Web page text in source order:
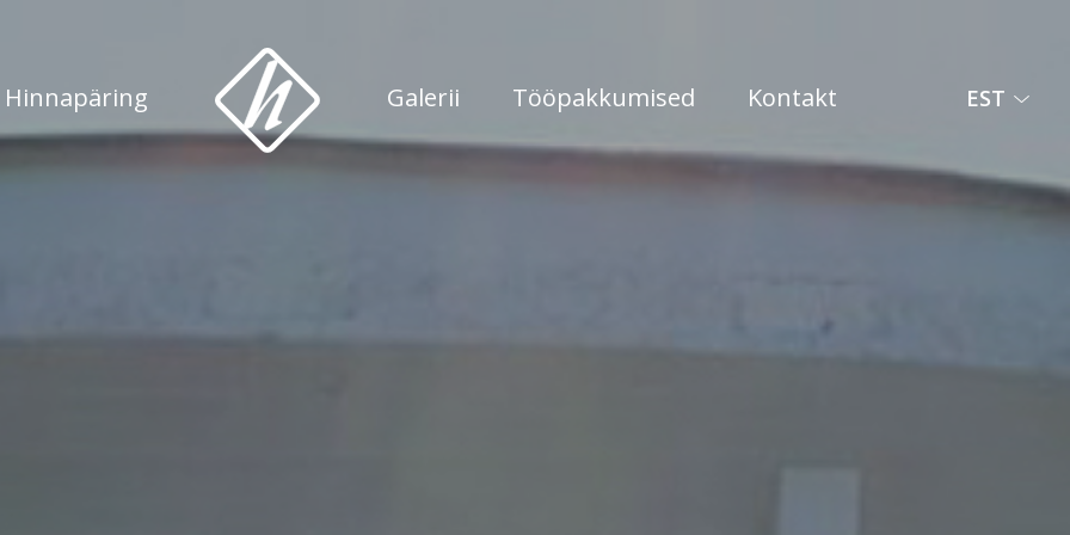
Hinnapäring Galerii Tööpakkumised Kontakt EST